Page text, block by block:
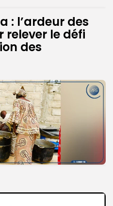
: l’ardeur des
relever le défi
des